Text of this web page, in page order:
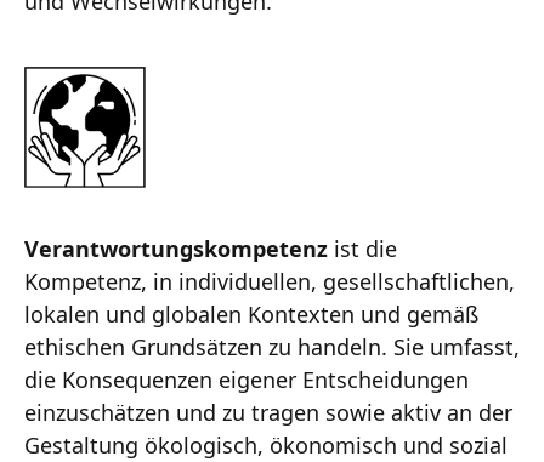
Verantwortungskompetenz ist die
Kompetenz, in individuellen, gesellschaftlichen,
lokalen und globalen Kontexten und gemäß
ethischen Grundsätzen zu handeln. Sie umfasst,
die Konsequenzen eigener Entscheidungen
einzuschätzen und zu tragen sowie aktiv an der
Gestaltung ökologisch, ökonomisch und sozial